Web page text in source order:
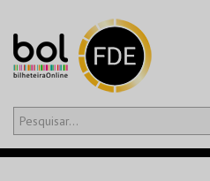
Olá,iniciar sessão